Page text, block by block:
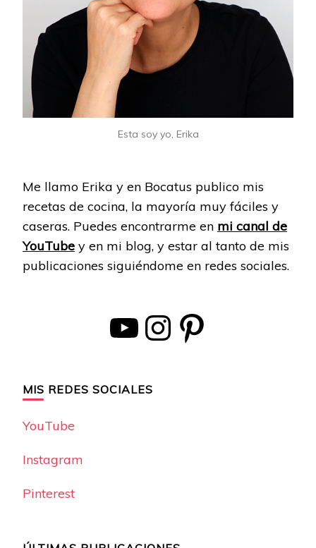
Esta soy yo, Erika
Me llamo Erika y en Bocatus publico mis
recetas de cocina, la mayoría muy fáciles y
caseras. Puedes encontrarme en mi canal de
YouTube y en mi blog, y estar al tanto de mis
publicaciones siguiéndome en redes sociales.
YouTube Instagram Pinterest
MIS REDES SOCIALES
YouTube
Instagram
Pinterest